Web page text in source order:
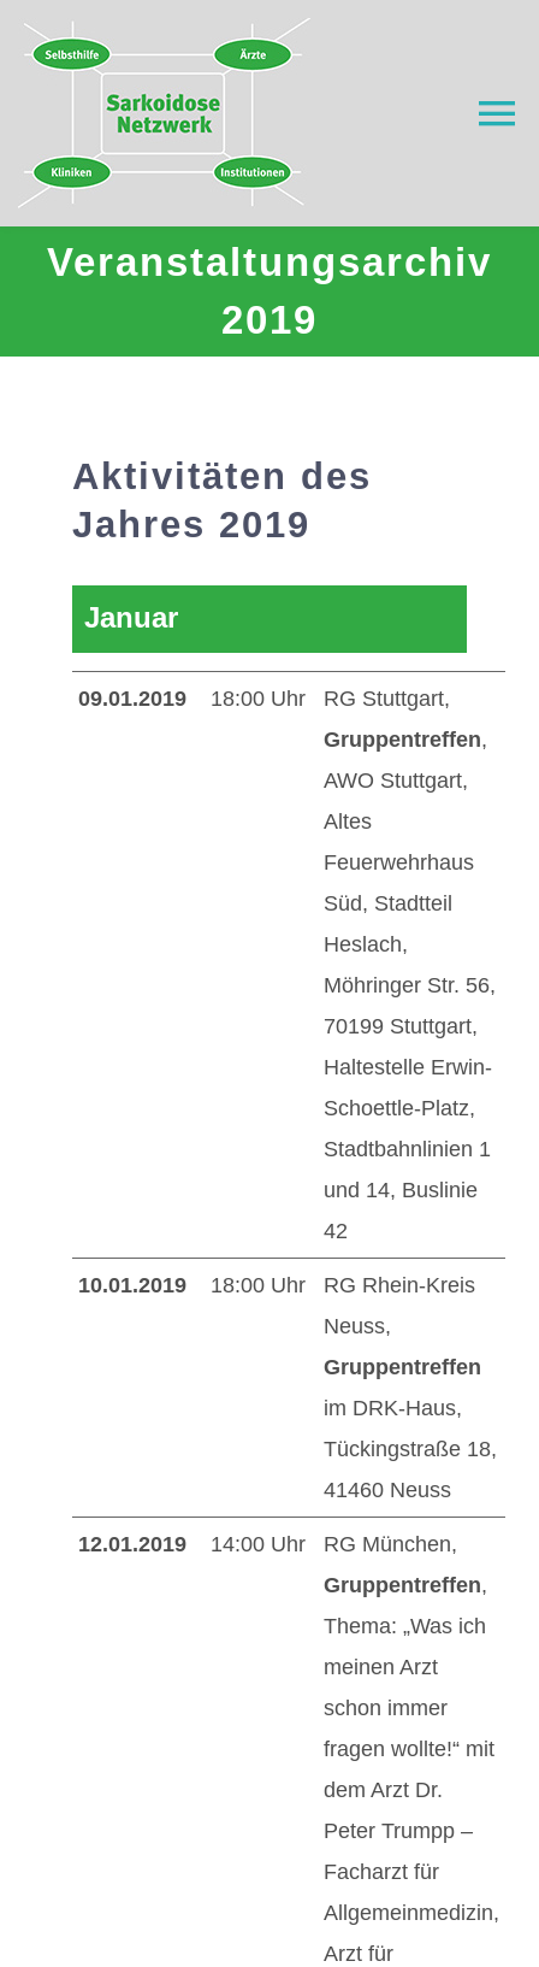
Zum
Inhalt
Home
Aktuell
Mitglieder / Login
Veranstaltungsarchiv
2019
Aktivitäten des
Jahres 2019
Januar
09.01.2019 18:00 Uhr
RG Stuttgart,
Gruppentreffen,
AWO Stuttgart,
Altes
Feuerwehrhaus
Süd, Stadtteil
Heslach,
Möhringer Str. 56,
70199 Stuttgart,
Haltestelle Erwin-
Schoettle-Platz,
Stadtbahnlinien 1
und 14, Buslinie
42
10.01.2019 18:00 Uhr
RG Rhein-Kreis
Neuss,
Gruppentreffen
im DRK-Haus,
Tückingstraße 18,
41460 Neuss
12.01.2019 14:00 Uhr
RG München,
Gruppentreffen,
Thema: „Was ich
meinen Arzt
schon immer
fragen wollte!“ mit
dem Arzt Dr.
Peter Trumpp –
Facharzt für
Allgemeinmedizin,
Arzt für